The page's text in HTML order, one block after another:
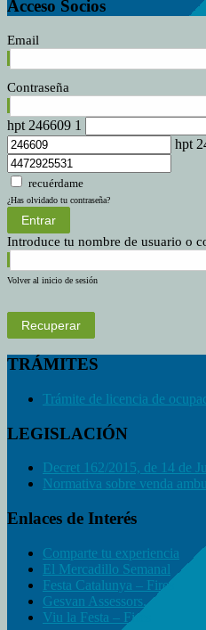
Acceso Socios
Email
Contraseña
hpt 246609 1
hpt
recuérdame
¿Has olvidado tu contraseña?
Entrar
Introduce tu nombre de usuario o
Volver al inicio de sesión
Recuperar
TRÁMITES
Trámite de licencia de
LEGISLACIÓN
Decret 162/2015, de 14 de
Normativa sobre venda
Enlaces de Interés
Comparte tu experiencia
El Mercadillo Semanal
Festa Catalunya – Fires
Gesvan Assessors.
Viu la Festa – Fires